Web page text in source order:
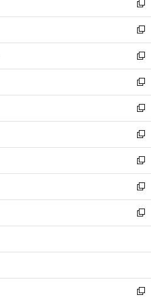
く
で
開
く
ド
ウ
で
開
く
い
ウ
ィ
ン
ド
ウ
で
開
く
新
し
い
ウ
ィ
ン
ド
ウ
で
開
く
新
し
い
ウ
ィ
ン
ド
ウ
で
開
く
新
し
い
ウ
ィ
ン
ド
ウ
で
開
く
新
し
い
ウ
ィ
ン
ド
ウ
で
開
く
新
し
い
ウ
ィ
ン
ド
ウ
で
開
新
し
い
ウ
ィ
ン
ド
ウ
開
新
し
い
ウ
ィ
ン
ウ
開
く
新
し
い
ウ
ン
ウ
で
新
し
ウ
ン
ド
新